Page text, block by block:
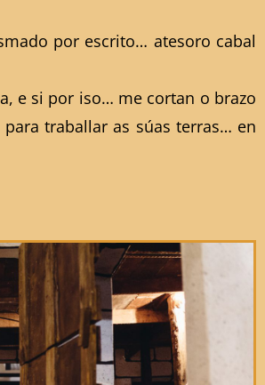
por escrito… atesoro cabal
e si por iso… me cortan o brazo
traballar as súas terras… en